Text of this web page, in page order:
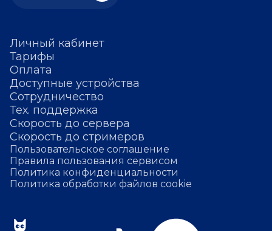
Личный кабинет
Тарифы
Оплата
Доступные устройства
Сотрудничество
Тех. поддержка
Скорость до сервера
Скорость до стримеров
Пользовательское соглашение
Правила пользования сервисом
Политика конфиденциальности
Политика обработки файлов cookie